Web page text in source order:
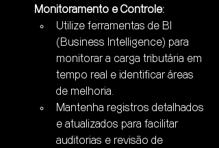
Monitoramento e Controle:
Utilize ferramentas de BI
(Business Intelligence) para
monitorar a carga tributária em
tempo real e identificar áreas
de melhoria.
Mantenha registros detalhados
e atualizados para facilitar
auditorias e revisão de